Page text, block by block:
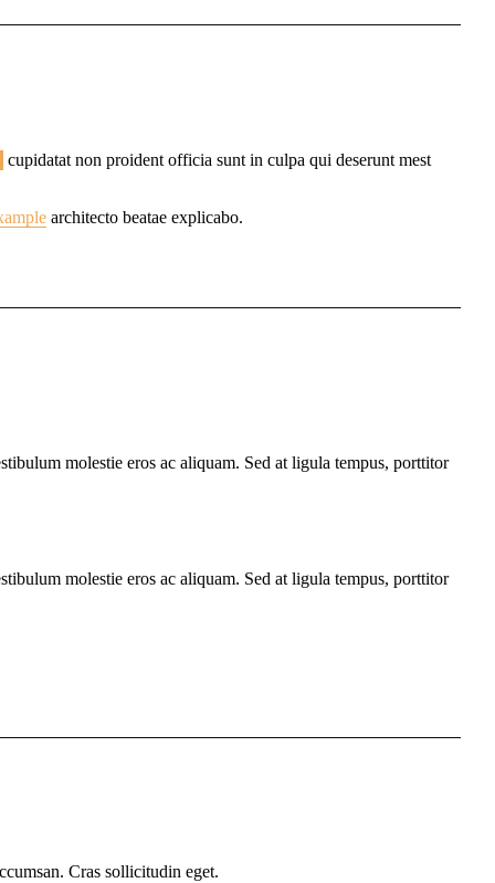
cupidatat non proident officia sunt in culpa qui deserunt mest
architecto beatae explicabo.
molestie eros ac aliquam. Sed at ligula tempus, porttitor
molestie eros ac aliquam. Sed at ligula tempus, porttitor
Cras sollicitudin eget.